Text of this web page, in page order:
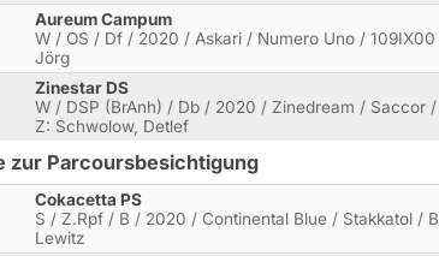
Aureum Campum
W / OS / Df / 2020 / Askari / Numero Uno / 109IX00
Jörg
Zinestar DS
W / DSP (BrAnh) / Db / 2020 / Zinedream / Saccor
Z: Schwolow, Detlef
zur Parcoursbesichtigung
Cokacetta PS
S / Z.Rpf / B / 2020 / Continental Blue / Stakkatol /
Lewitz